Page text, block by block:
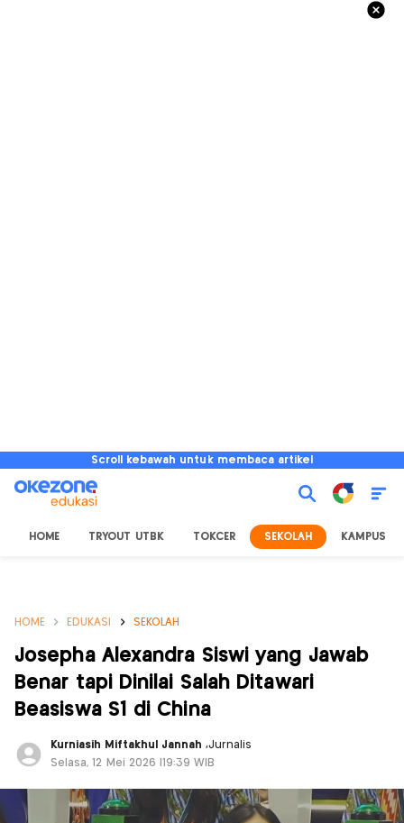
Scroll kebawah untuk membaca artikel
HOME TRYOUT UTBK TOKCER SEKOLAH KAMPUS
HOME EDUKASI SEKOLAH
Josepha Alexandra Siswi yang Jawab
Benar tapi Dinilai Salah Ditawari
Beasiswa S1 di China
Kurniasih Miftakhul Jannah,Jurnalis
Selasa, 12 Mei 2026 |19:39 WIB